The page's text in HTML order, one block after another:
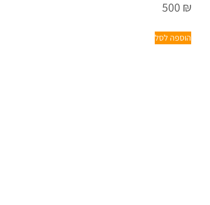
500 ₪
הוספה לסל